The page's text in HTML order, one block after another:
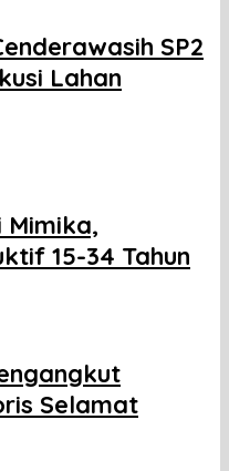
SP2
Lahan
Mimika,
15-34 Tahun
Selamat